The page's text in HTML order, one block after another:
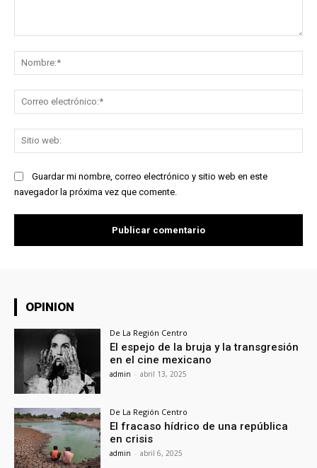
Guardar mi nombre, correo electrónico y sitio web en este
navegador la próxima vez que comente.
OPINION
De La Región Centro
El espejo de la bruja y la transgresión
en el cine mexicano
admin - abril 13, 2025
De La Región Centro
El fracaso hídrico de una república
en crisis
admin - abril 6, 2025